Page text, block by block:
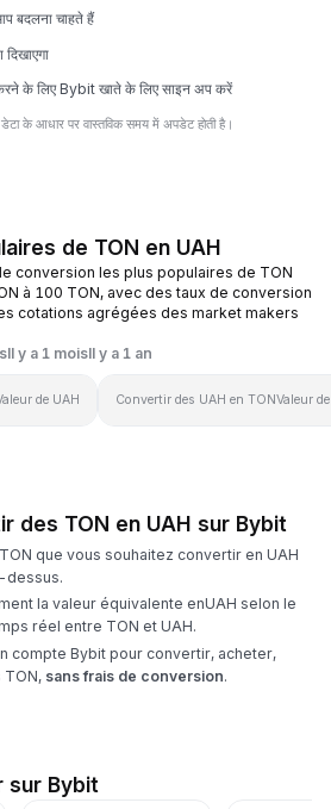
बदलना चाहते हैं
के लिए Bybit खाते के लिए साइन अप करें
के आधार पर वास्तविक समय में अपडेट होती है।
de TON en UAH
conversion les plus populaires de TON
à 100 TON, avec des taux de conversion
cotations agrégées des market makers
Il y a 1 moisIl y a 1 an
de UAH Convertir des UAH en TONValeur
des TON en UAH sur Bybit
que vous souhaitez convertir en UAH
dessus.
la valeur équivalente enUAH selon le
réel entre TON et UAH.
compte Bybit pour convertir, acheter,
sans frais de conversion.
sur Bybit